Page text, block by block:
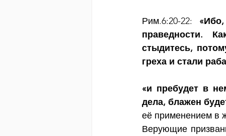
Рим.6:20-22:
праведности.
стыдитесь,
греха и стали
«и пребудет в
дела, блажен
её применением в
Верующие